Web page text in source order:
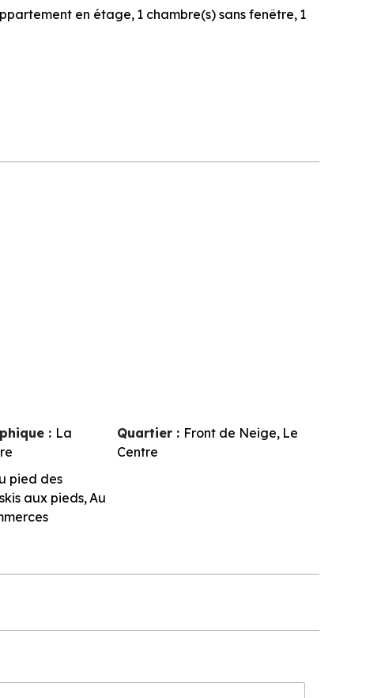
en étage 1 chambre(s) sans fenêtre 1
: La
Quartier : Front de Neige Le
Centre
pied des
aux pieds Au